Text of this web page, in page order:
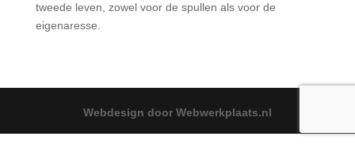
tweede leven, zowel voor de spullen als voor de
eigenaresse.
Webdesign door Webwerkplaats.nl